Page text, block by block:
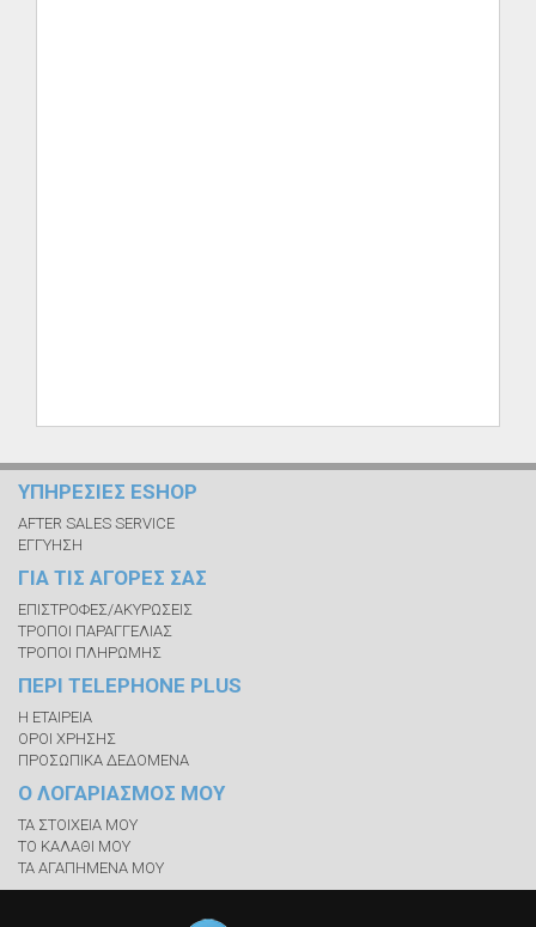
ΥΠΗΡΕΣΙΕΣ ESHOP
AFTER SALES SERVICE
ΕΓΓΥΗΣΗ
ΓΙΑ ΤΙΣ ΑΓΟΡΕΣ ΣΑΣ
ΕΠΙΣΤΡΟΦΕΣ/ΑΚΥΡΩΣΕΙΣ
ΤΡΟΠΟΙ ΠΑΡΑΓΓΕΛΙΑΣ
ΤΡΟΠΟΙ ΠΛΗΡΩΜΗΣ
ΠΕΡΙ TELEPHONE PLUS
Η ΕΤΑΙΡΕΙΑ
ΟΡΟΙ ΧΡΗΣΗΣ
ΠΡΟΣΩΠΙΚΑ ΔΕΔΟΜΕΝΑ
Ο ΛΟΓΑΡΙΑΣΜΟΣ ΜΟΥ
ΤΑ ΣΤΟΙΧΕΙΑ ΜΟΥ
ΤΟ ΚΑΛΑΘΙ ΜΟΥ
ΤΑ ΑΓΑΠΗΜΕΝΑ ΜΟΥ